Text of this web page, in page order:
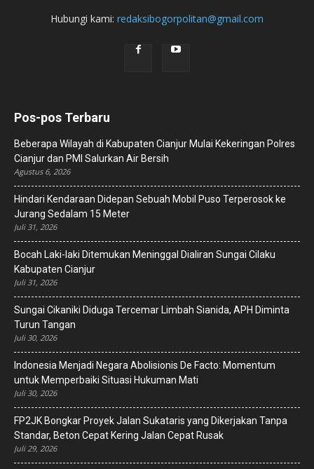
Hubungi kami: redaksibogorpolitan@gmail.com
Pos-pos Terbaru
Beberapa Wilayah di Kabupaten Cianjur Mulai Kekeringan Polres
Cianjur dan PMI Salurkan Air Bersih
Agustus 6, 2026
Hindari Kendaraan Didepan Sebuah Mobil Puso Terperosok ke
Jurang Sedalam 15 Meter
Juli 31, 2026
Bocah Laki-laki Ditemukan Meninggal Dialiran Sungai Cilaku
Kabupaten Cianjur
Juli 31, 2026
Sungai Cikaniki Diduga Tercemar Limbah Sianida, APH Diminta
Turun Tangan
Juli 30, 2026
‎Indonesia Menjadi Negara Abolisionis De Facto: Momentum
untuk Memperbaiki Situasi Hukuman Mati
Juli 30, 2026
FP2JK Bongkar Proyek Jalan Sukataris yang Dikerjakan Tanpa
Standar, Beton Cepat Kering Jalan Cepat Rusak
Juli 29, 2026